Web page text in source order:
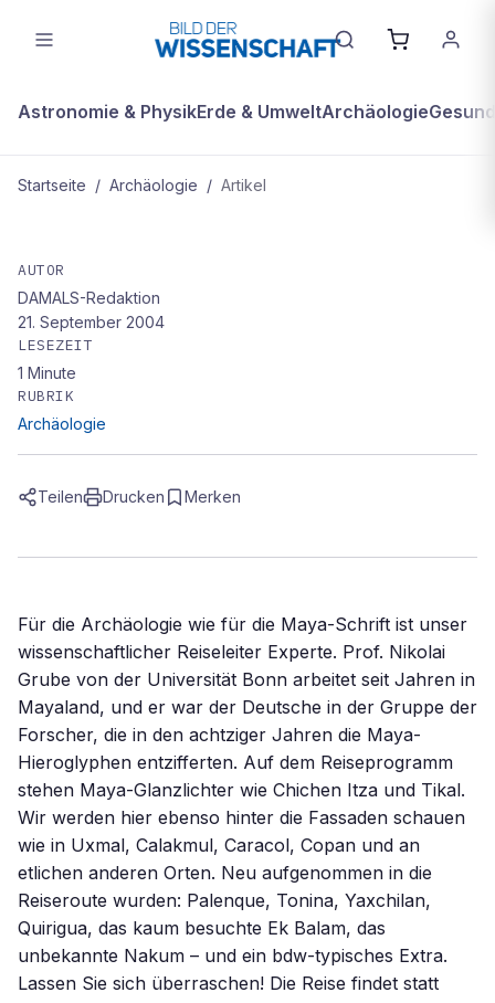
Astronomie & PhysikErde & UmweltArchäologie
Startseite / Archäologie / Artikel
Auf den Spuren der Maya
AUTOR
DAMALS-Redaktion
21. September 2004
LESEZEIT
1 Minute
RUBRIK
Archäologie
Teilen Drucken Merken
Für die Archäologie wie für die Maya-Schrift ist unser
wissenschaftlicher Reiseleiter Experte. Prof. Nikolai
Grube von der Universität Bonn arbeitet seit Jahren in
Mayaland, und er war der Deutsche in der Gruppe der
Forscher, die in den achtziger Jahren die Maya-
Hieroglyphen entzifferten. Auf dem Reiseprogramm
stehen Maya-Glanzlichter wie Chichen Itza und Tikal.
Wir werden hier ebenso hinter die Fassaden schauen
wie in Uxmal, Calakmul, Caracol, Copan und an
etlichen anderen Orten. Neu aufgenommen in die
Reiseroute wurden: Palenque, Tonina, Yaxchilan,
Quirigua, das kaum besuchte Ek Balam, das
unbekannte Nakum – und ein bdw-typisches Extra.
Lassen Sie sich überraschen! Die Reise findet statt